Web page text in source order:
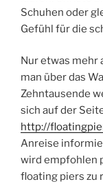
Schuhen oder
Gefühl für die
Nur etwas mehr
man über das
Zehntausende
sich auf der
http://
Anreise
wird empfohlen
floating piers zu